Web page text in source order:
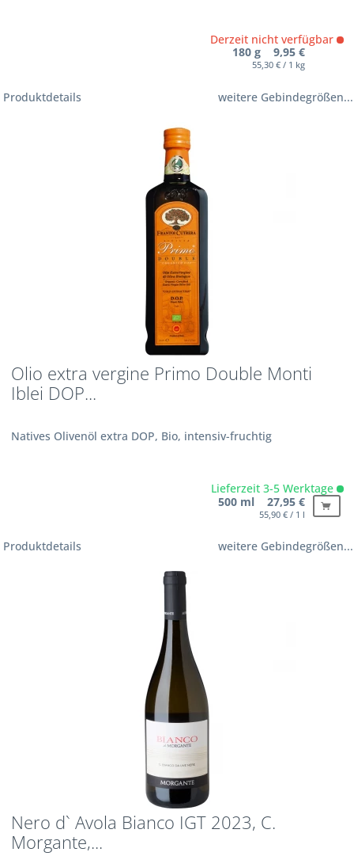
Derzeit nicht verfügbar
180 g 9,95 €
55,30 € / 1 kg
Produktdetails weitere Gebindegrößen...
Olio extra vergine Primo Double Monti
Iblei DOP...
Natives Olivenöl extra DOP, Bio, intensiv-fruchtig
Lieferzeit 3-5 Werktage
500 ml 27,95 €
55,90 € / 1 l
Produktdetails weitere Gebindegrößen...
Nero d` Avola Bianco IGT 2023, C.
Morgante,...